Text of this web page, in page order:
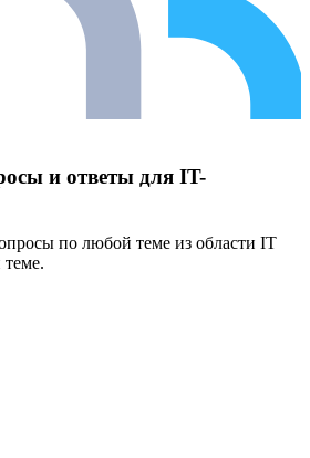
и ответы для IT-
по любой теме из области IT
теме.